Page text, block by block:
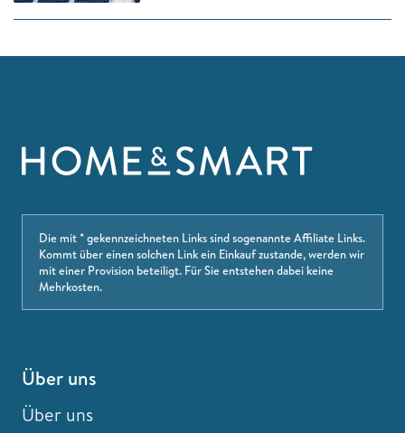
Die mit * gekennzeichneten Links sind sogenannte Affiliate Links.
Kommt über einen solchen Link ein Einkauf zustande, werden wir
mit einer Provision beteiligt. Für Sie entstehen dabei keine
Mehrkosten.
Über uns
Über uns